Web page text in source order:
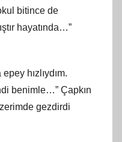
bitince de
hayatında…”
hızlıydım.
benimle…” Çapkın
gezdirdi